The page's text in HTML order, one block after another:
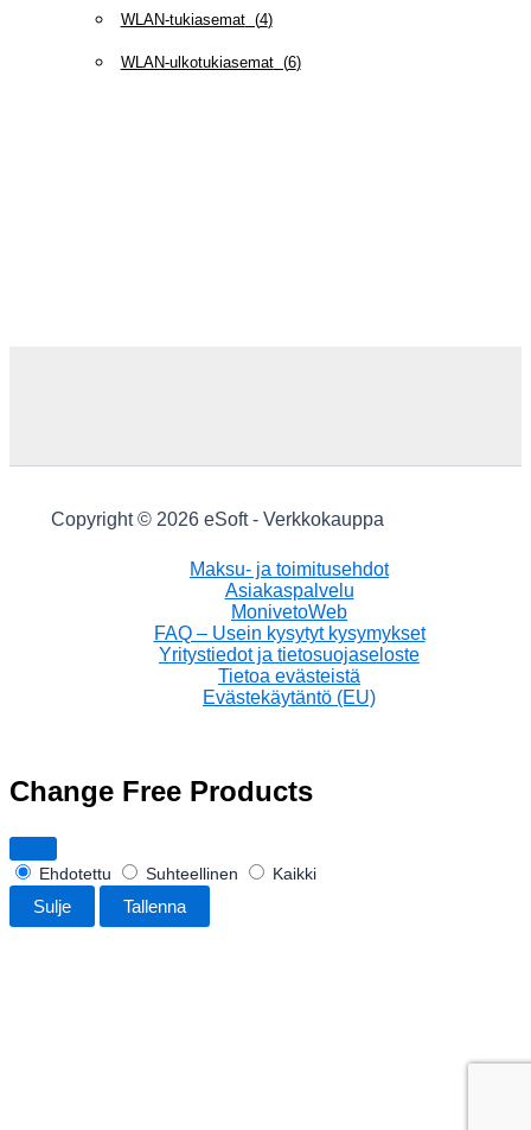
WLAN-tukiasemat(4)
WLAN-ulkotukiasemat(6)
Copyright © 2026 eSoft - Verkkokauppa
Maksu- ja toimitusehdot
Asiakaspalvelu
MonivetoWeb
FAQ – Usein kysytyt kysymykset
Yritystiedot ja tietosuojaseloste
Tietoa evästeistä
Evästekäytäntö (EU)
Change Free Products
Ehdotettu Suhteellinen Kaikki
Sulje Tallenna